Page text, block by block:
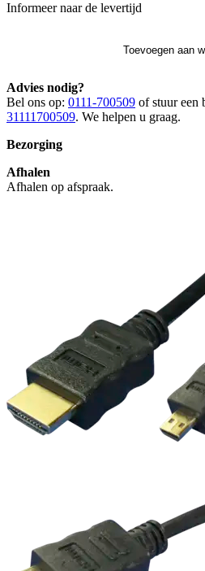
Informeer naar de levertijd
Toevoegen aan
Advies nodig?
Bel ons op: 0111-700509 of stuur een
31111700509. We helpen u graag.
Bezorging
Afhalen
Afhalen op afspraak.